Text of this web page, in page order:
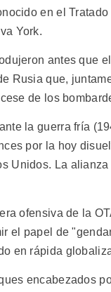
en el
York.
antes que
Rusia que,
de los
la guerra fría
por la hoy
Unidos. La
ofensiva de la
el papel de
en rápida
encabezados